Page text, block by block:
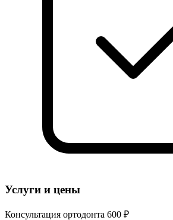
Услуги и цены
Консультация ортодонта 600 ₽